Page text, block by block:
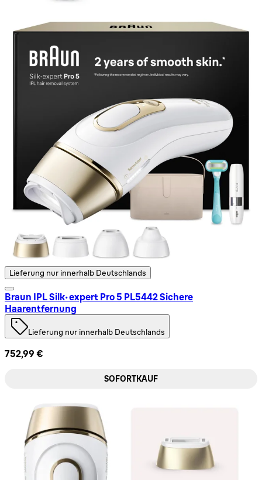
Lieferung nur innerhalb Deutschlands
Braun IPL Silk·expert Pro 5 PL5442 Sichere
Haarentfernung
Lieferung nur innerhalb Deutschlands
752,99 €
SOFORTKAUF